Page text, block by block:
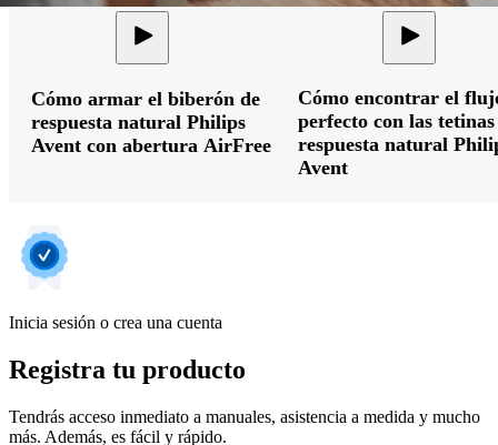
Cómo armar el biberón de
respuesta natural Philips
Avent con abertura AirFree
Cómo encontrar el
perfecto con las tetinas
respuesta natural
Avent
Inicia sesión o crea una cuenta
Registra tu producto
Tendrás acceso inmediato a manuales, asistencia a medida y mucho
más. Además, es fácil y rápido.